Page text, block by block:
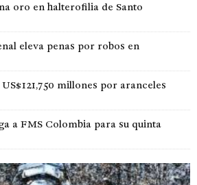
oro en halterofilia de Santo
eleva penas por robos en
millones por aranceles
a FMS Colombia para su quinta